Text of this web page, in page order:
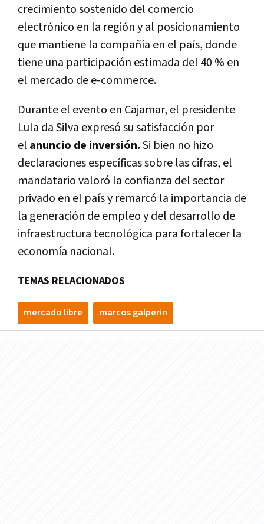
crecimiento sostenido del comercio
electrónico en la región y al posicionamiento
que mantiene la compañía en el país, donde
tiene una participación estimada del 40 % en
el mercado de e-commerce.
Durante el evento en Cajamar, el presidente
Lula da Silva expresó su satisfacción por
el anuncio de inversión.Si bien no hizo
declaraciones específicas sobre las cifras, el
mandatario valoró la confianza del sector
privado en el país y remarcó la importancia de
la generación de empleo y del desarrollo de
infraestructura tecnológica para fortalecer la
economía nacional.
TEMAS RELACIONADOS
mercado libre marcos galperin